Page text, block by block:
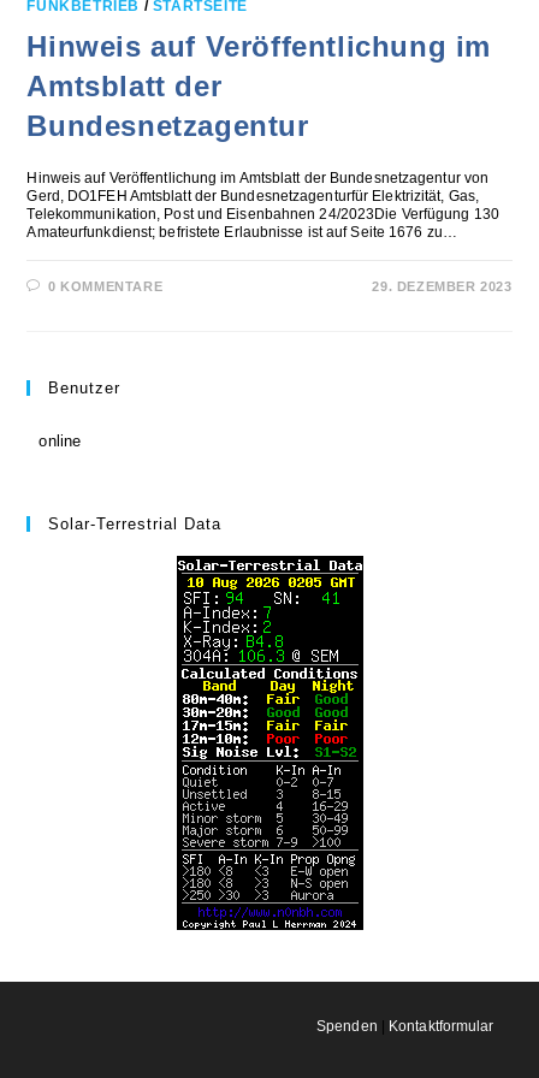
FUNKBETRIEB / STARTSEITE
Hinweis auf Veröffentlichung im
Amtsblatt der
Bundesnetzagentur
Hinweis auf Veröffentlichung im Amtsblatt der Bundesnetzagentur von
Gerd, DO1FEH Amtsblatt der Bundesnetzagenturfür Elektrizität, Gas,
Telekommunikation, Post und Eisenbahnen 24/2023Die Verfügung 130
Amateurfunkdienst; befristete Erlaubnisse ist auf Seite 1676 zu…
0 KOMMENTARE 29. DEZEMBER 2023
Benutzer
online
Solar-Terrestrial Data
Spenden | Kontaktformular